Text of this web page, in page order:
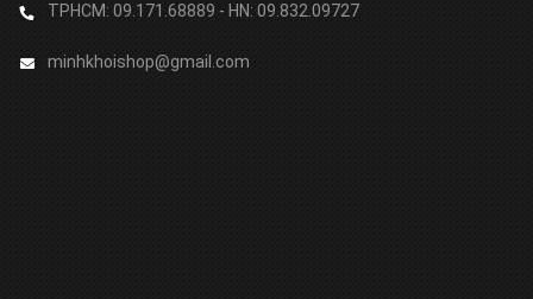
TPHCM: 09.171.68889 - HN: 09.832.09727
minhkhoishop@gmail.com